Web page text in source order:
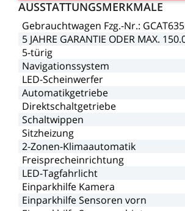
AUSSTATTUNGSMERKMALE
Gebrauchtwagen Fzg.-Nr.:
5 JAHRE GARANTIE ODER MAX.
5-türig
Navigationssystem
LED-Scheinwerfer
Automatikgetriebe
Direktschaltgetriebe
Schaltwippen
Sitzheizung
2-Zonen-Klimaautomatik
Freisprecheinrichtung
LED-Tagfahrlicht
Einparkhilfe Kamera
EinparkhilfeSensoren vorn